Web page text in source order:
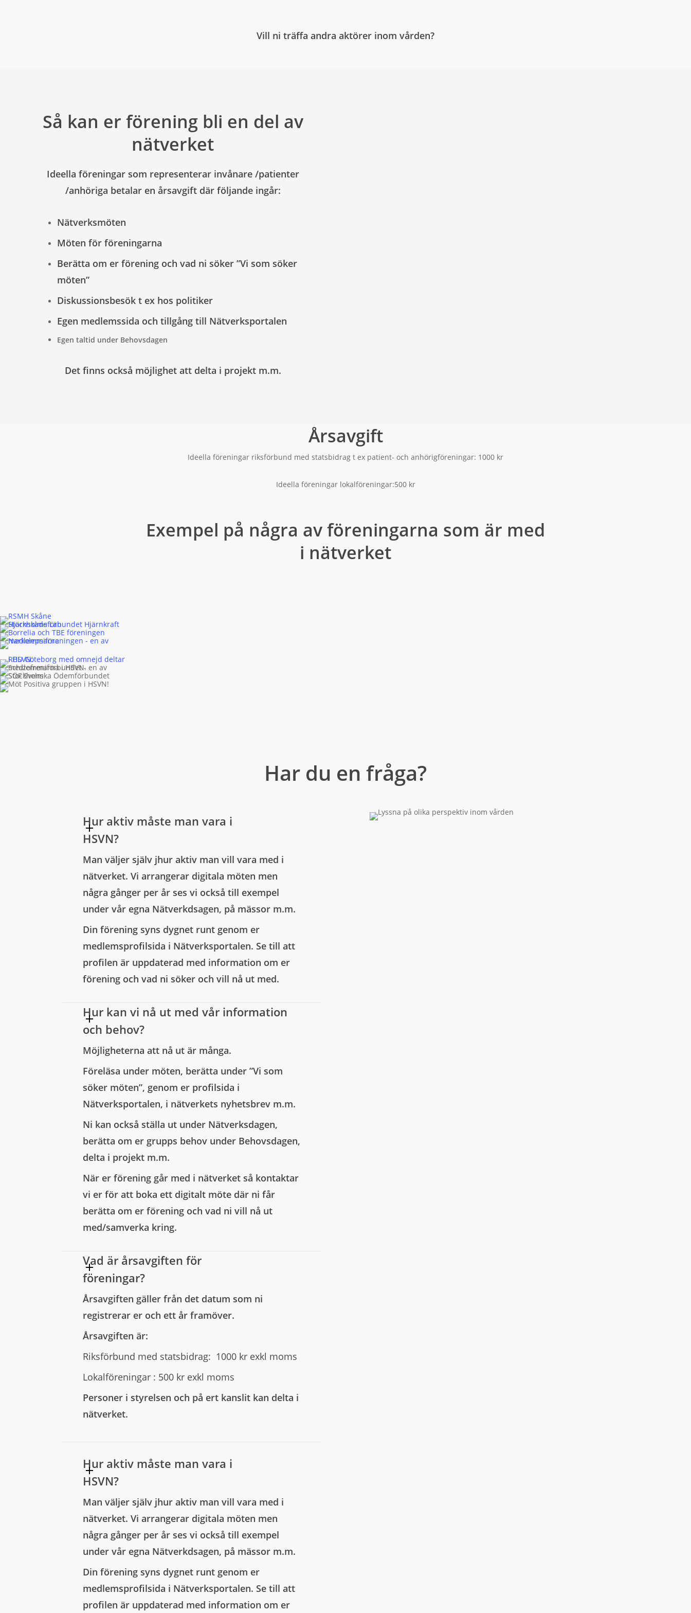
Vill ni träffa andra aktörer inom vården?
Så kan er förening bli en del av
nätverket
Ideella föreningar som representerar invånare /patienter
/anhöriga betalar en årsavgift där följande ingår:
Nätverksmöten
Möten för föreningarna
Berätta om er förening och vad ni söker ”Vi som söker
möten”
Diskussionsbesök t ex hos politiker
Egen medlemssida och tillgång till Nätverksportalen
Egen taltid under Behovsdagen
Det finns också möjlighet att delta i projekt m.m.
Årsavgift
Ideella föreningar riksförbund med statsbidrag t ex patient- och anhörigföreningar: 1000 kr
Ideella föreningar lokalföreningar:500 kr
Exempel på några av föreningarna som är med
i nätverket
Har du en fråga?
Hur aktiv måste man vara i
HSVN?
Man väljer själv jhur aktiv man vill vara med i
nätverket. Vi arrangerar digitala möten men
några gånger per år ses vi också till exempel
under vår egna Nätverkdsagen, på mässor m.m.
Din förening syns dygnet runt genom er
medlemsprofilsida i Nätverksportalen. Se till att
profilen är uppdaterad med information om er
förening och vad ni söker och vill nå ut med.
Hur kan vi nå ut med vår information
och behov?
Möjligheterna att nå ut är många.
Föreläsa under möten, berätta under ”Vi som
söker möten”, genom er profilsida i
Nätverksportalen, i nätverkets nyhetsbrev m.m.
Ni kan också ställa ut under Nätverksdagen,
berätta om er grupps behov under Behovsdagen,
delta i projekt m.m.
När er förening går med i nätverket så kontaktar
vi er för att boka ett digitalt möte där ni får
berätta om er förening och vad ni vill nå ut
med/samverka kring.
Vad är årsavgiften för
föreningar?
Årsavgiften gäller från det datum som ni
registrerar er och ett år framöver.
Årsavgiften är:
Riksförbund med statsbidrag: 1000 kr exkl moms
Lokalföreningar : 500 kr exkl moms
Personer i styrelsen och på ert kanslit kan delta i
nätverket.
Hur aktiv måste man vara i
HSVN?
Man väljer själv jhur aktiv man vill vara med i
nätverket. Vi arrangerar digitala möten men
några gånger per år ses vi också till exempel
under vår egna Nätverkdsagen, på mässor m.m.
Din förening syns dygnet runt genom er
medlemsprofilsida i Nätverksportalen. Se till att
profilen är uppdaterad med information om er